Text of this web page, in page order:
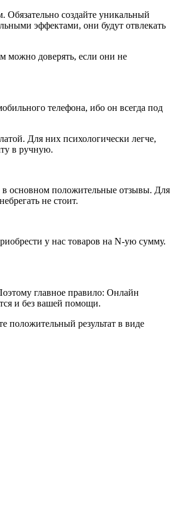
создайте уникальный
эффектами, они будут отвлекать
можно доверять, если они не
телефона, ибо он всегда под
Для них психологически легче,
в ручную.
в основном положительные отзывы. Для
не стоит.
у нас товаров на N-ую сумму.
главное правило: Онлайн
и без вашей помощи.
положительный результат в виде